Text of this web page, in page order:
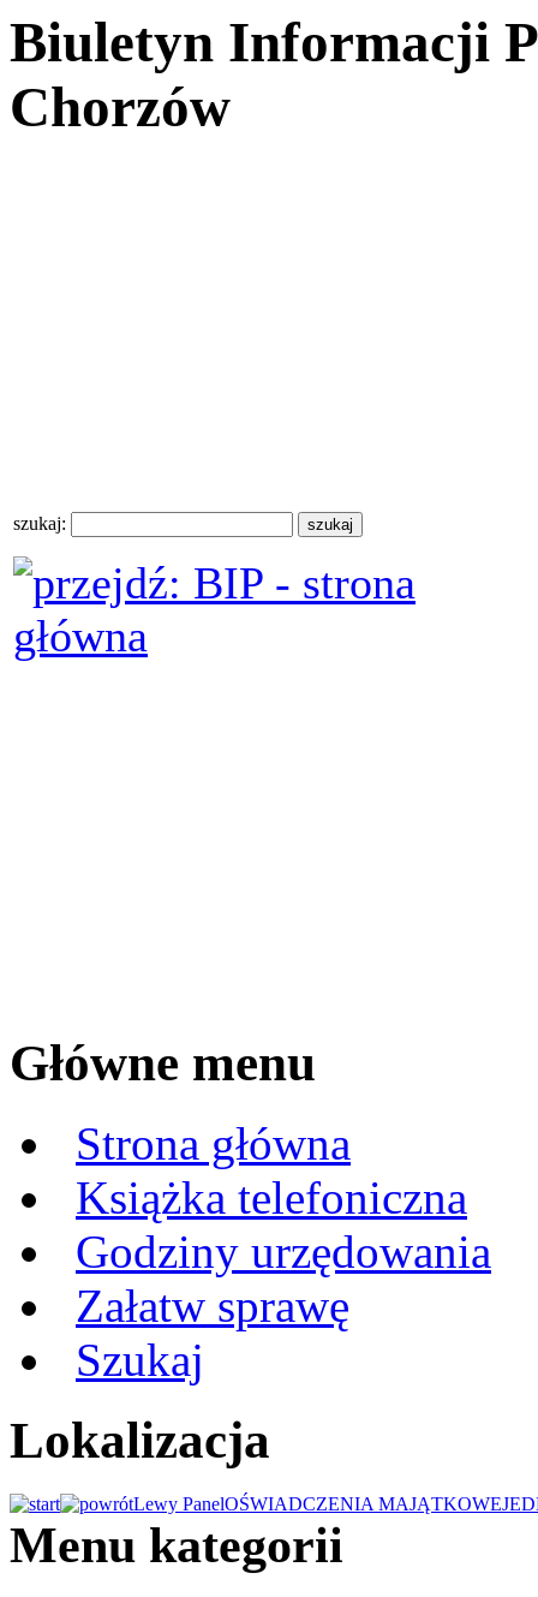
Biuletyn Informacji
Chorzów
szukaj:
Główne menu
Strona główna
Książka telefoniczna
Godziny urzędowania
Załatw sprawę
Szukaj
Lokalizacja
Lewy PanelOŚWIADCZENIA MAJĄTKOWE
Menu kategorii